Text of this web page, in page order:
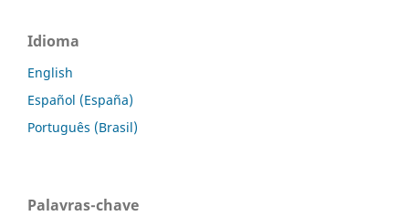
Idioma
English
Español (España)
Português (Brasil)
Palavras-chave